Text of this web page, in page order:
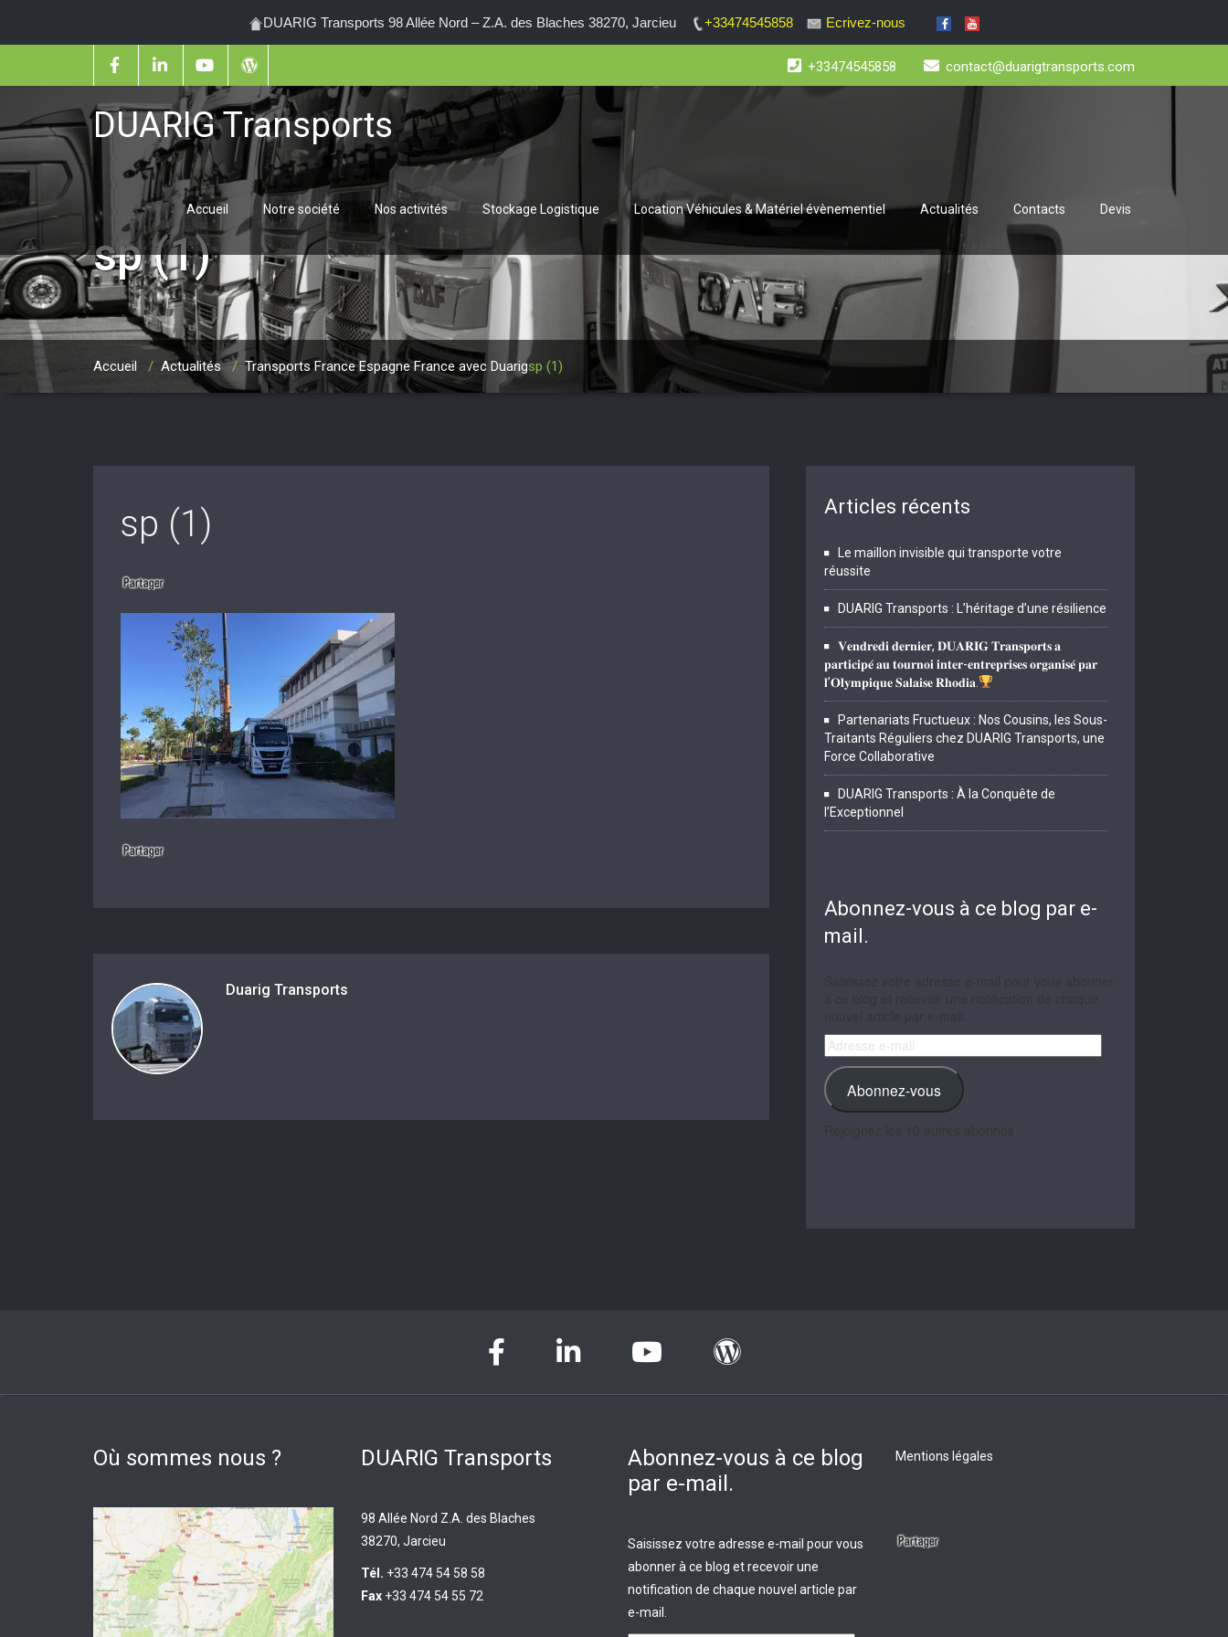
DUARIG Transports 98 Allée Nord – Z.A. des Blaches 38270, Jarcieu +33474545858 Ecrivez-nous
+33474545858 contact@duarigtransports.com
DUARIG Transports
Accueil Notre société Nos activités Stockage Logistique Location Véhicules & Matériel évènementiel Actualités Contacts Devis
sp (1)
Accueil / Actualités/Transports France Espagne France avec Duarigsp (1)
sp (1)
Duarig Transports
Articles récents
Le maillon invisible qui transporte votre
réussite
DUARIG Transports : L’héritage d’une résilience
𝐕𝐞𝐧𝐝𝐫𝐞𝐝𝐢 𝐝𝐞𝐫𝐧𝐢𝐞𝐫, 𝐃𝐔𝐀𝐑𝐈𝐆 𝐓𝐫𝐚𝐧𝐬𝐩𝐨𝐫𝐭𝐬 𝐚
𝐩𝐚𝐫𝐭𝐢𝐜𝐢𝐩𝐞́ 𝐚𝐮 𝐭𝐨𝐮𝐫𝐧𝐨𝐢 𝐢𝐧𝐭𝐞𝐫-𝐞𝐧𝐭𝐫𝐞𝐩𝐫𝐢𝐬𝐞𝐬 𝐨𝐫𝐠𝐚𝐧𝐢𝐬𝐞́ 𝐩𝐚𝐫
𝐥’𝐎𝐥𝐲𝐦𝐩𝐢𝐪𝐮𝐞 𝐒𝐚𝐥𝐚𝐢𝐬𝐞 𝐑𝐡𝐨𝐝𝐢𝐚.
Partenariats Fructueux : Nos Cousins, les Sous-
Traitants Réguliers chez DUARIG Transports, une
Force Collaborative
DUARIG Transports : À la Conquête de
l’Exceptionnel
Abonnez-vous à ce blog par e-
mail.
Adresse
e-
mail
Abonnez-vous
Où sommes nous ? DUARIG Transports
98 Allée Nord Z.A. des Blaches
38270, Jarcieu
Tél. +33 474 54 58 58
Fax +33 474 54 55 72
Abonnez-vous à ce blog
par e-mail.
Saisissez votre adresse e-mail pour vous
abonner à ce blog et recevoir une
notification de chaque nouvel article par
e-mail.
Mentions légales